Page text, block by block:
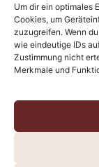
Um dir ein optimales
Cookies, um
zuzugreifen. Wenn
wie eindeutige IDs
Zustimmung nicht
Merkmale und
Virtueller
Infos für
Anfahrt
Kontakt